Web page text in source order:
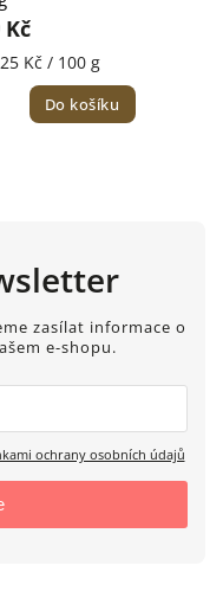
Kč
Kč / 100 g
Do košíku
zasílat informace o
e-shopu.
ochrany osobních údajů